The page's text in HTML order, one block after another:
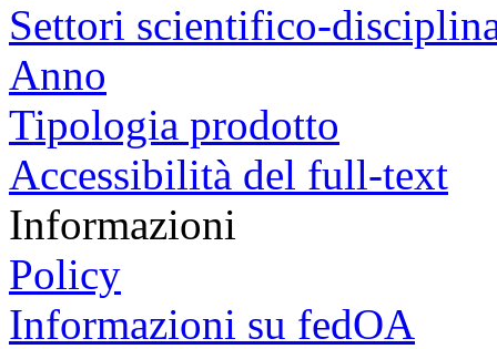
Settori scientifico-
Anno
Tipologia prodotto
Accessibilità del full-text
Informazioni
Policy
Informazioni su fedOA